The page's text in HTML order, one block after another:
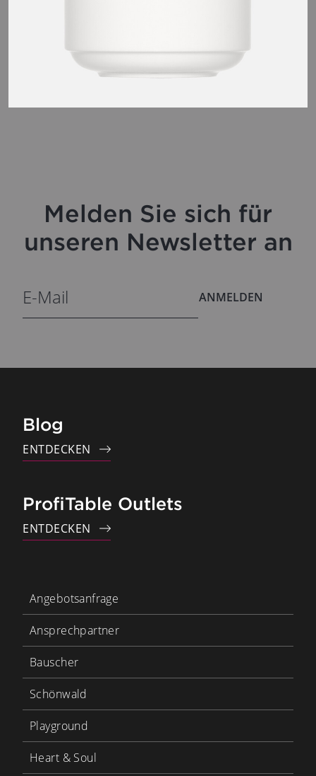
Melden Sie sich für
unseren Newsletter an
ANMELDEN
Blog
ENTDECKEN
ProfiTable Outlets
ENTDECKEN
Angebotsanfrage
Ansprechpartner
Bauscher
Schönwald
Playground
Heart & Soul